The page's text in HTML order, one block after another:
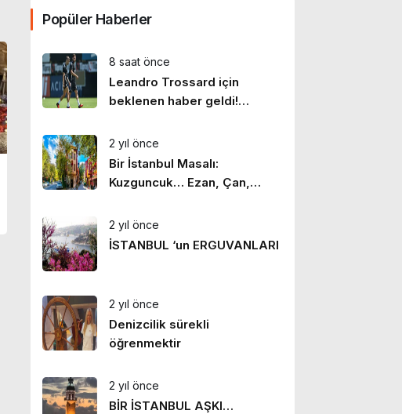
Popüler Haberler
8 saat önce
Leandro Trossard için
beklenen haber geldi!
2 yıl önce
Bir İstanbul Masalı:
Kuzguncuk… Ezan, Çan,
2 yıl önce
İSTANBUL ‘un ERGUVANLARI
2 yıl önce
Denizcilik sürekli
öğrenmektir
2 yıl önce
BİR İSTANBUL AŞKI…